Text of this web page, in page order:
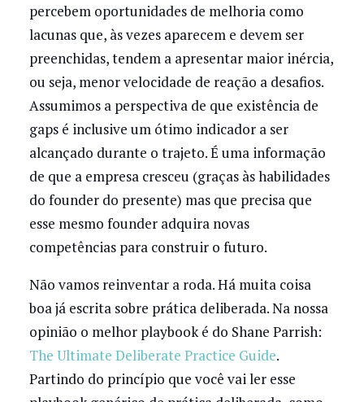
percebem oportunidades de melhoria como
lacunas que, às vezes aparecem e devem ser
preenchidas, tendem a apresentar maior inércia,
ou seja, menor velocidade de reação a desafios.
Assumimos a perspectiva de que existência de
gaps é inclusive um ótimo indicador a ser
alcançado durante o trajeto. É uma informação
de que a empresa cresceu (graças às habilidades
do founder do presente) mas que precisa que
esse mesmo founder adquira novas
competências para construir o futuro.
Não vamos reinventar a roda. Há muita coisa
boa já escrita sobre prática deliberada. Na nossa
opinião o melhor playbook é do Shane Parrish:
The Ultimate Deliberate Practice Guide.
Partindo do princípio que você vai ler esse